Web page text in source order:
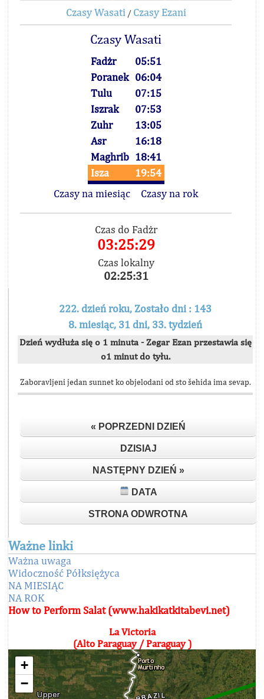
Czasy Wasati / Czasy Ezani
Czasy Wasati
Fadżr
05:51
Poranek 06:04
Tulu
07:15
Iszrak
07:53
Zuhr
13:05
Asr
16:18
Maghrib 18:41
Isza
19:54
Czasy na miesiąc
Czasy na rok
Czas do Fadżr
03:25:29
Czas lokalny
02:25:31
222. dzień roku, Zostało dni : 143
8. miesiąc, 31 dni, 33. tydzień
Dzień wydłuża się o 1 minuta - Zegar Ezan przestawia się
o1 minut do tyłu.
Zaboravljeni jedan sunnet ko objelodani od sto šehida ima sevap.
« POPRZEDNI DZIEŃ
DZISIAJ
NASTĘPNY DZIEŃ »
DATA
STRONA ODWROTNA
Ważne linki
Ważna uwaga
Widoczność Półksiężyca
NA MIESIĄC
NA ROK
How to Perform Salat (www.hakikatkitabevi.net)
La Victoria
(Alto Paraguay / Paraguay )
+
−